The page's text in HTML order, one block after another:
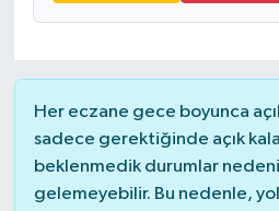
Her eczane gece boyunca
sadece gerektiğinde açık
beklenmedik durumlar
gelemeyebilir. Bu nedenle,